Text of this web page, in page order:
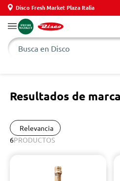
Disco Fresh Market Plaza Italia
Resultados de
Relevancia
6PRODUCTOS